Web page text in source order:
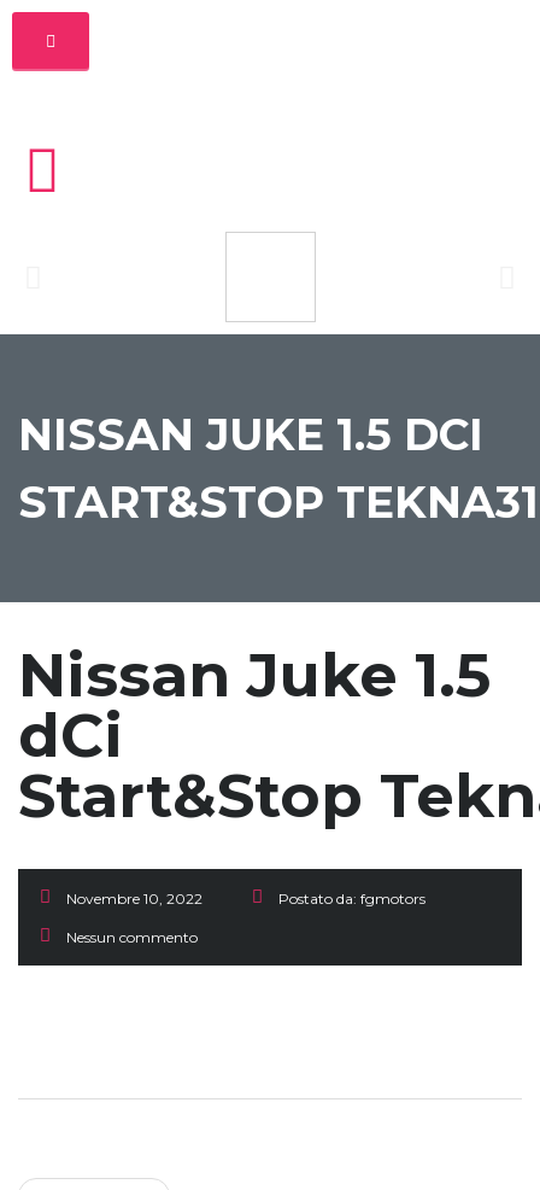
NISSAN JUKE 1.5 DCI
START&STOP TEKNA31
Nissan Juke 1.5
dCi
Start&Stop
Novembre 10, 2022 Postato da: fgmotors
Nessun commento